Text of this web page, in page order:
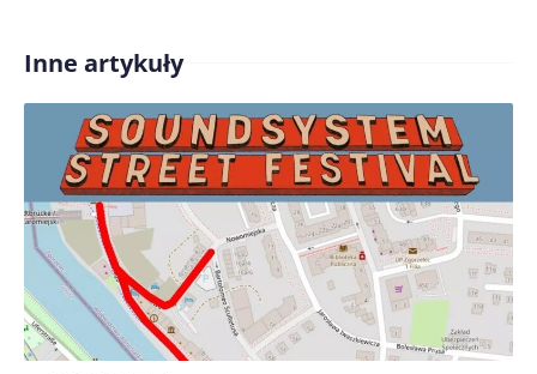
Treść komentarza*
Zapamiętaj moje dane w tej przeglądarce podczas
pisania kolejnych komentarzy.
Inne artykuły